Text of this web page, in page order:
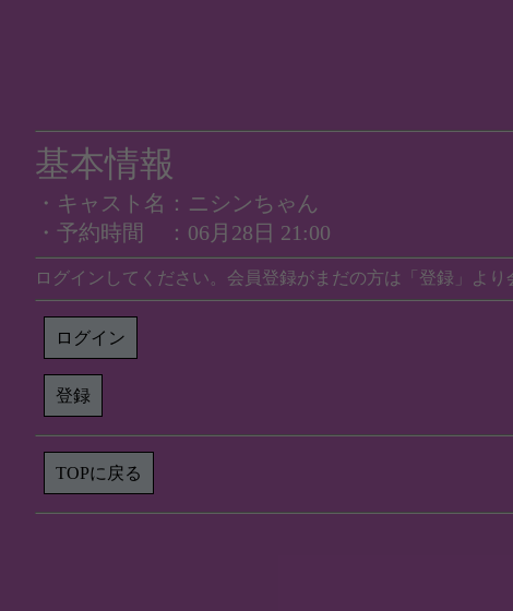
基本情報
・キャスト名：ニシンちゃん
・予約時間 ：06月28日 21:00
ログインしてください。会員登録がまだの方は「登録」より
ログイン
登録
TOPに戻る